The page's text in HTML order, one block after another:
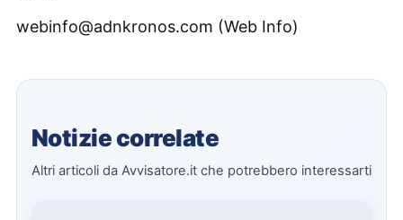
webinfo@adnkronos.com (Web Info)
Notizie correlate
Altri articoli da Avvisatore.it che potrebbero interessarti